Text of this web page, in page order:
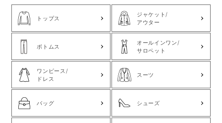
トップス
ジャケット/
アウター
ボトムス
オールインワン/
サロペット
ワンピース/
ドレス
スーツ
バッグ シューズ